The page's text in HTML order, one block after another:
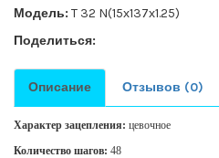
Модель: T 32 N(15х137х1.25)
Поделиться:
Описание Отзывов (0)
Характер зацепления: цевочное
Количество шагов: 48